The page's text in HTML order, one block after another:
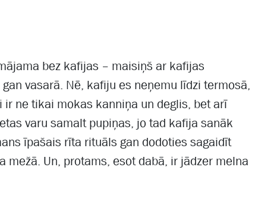
bez kafijas – maisiņš ar kafijas
vasarā. Nē, kafiju es neņemu līdzi termosā,
ir ne tikai mokas kanniņa un deglis, bet arī
varu samalt pupiņas, jo tad kafija sanāk
īpašais rīta rituāls gan dodoties sagaidīt
Un, protams, esot dabā, ir jādzer melna